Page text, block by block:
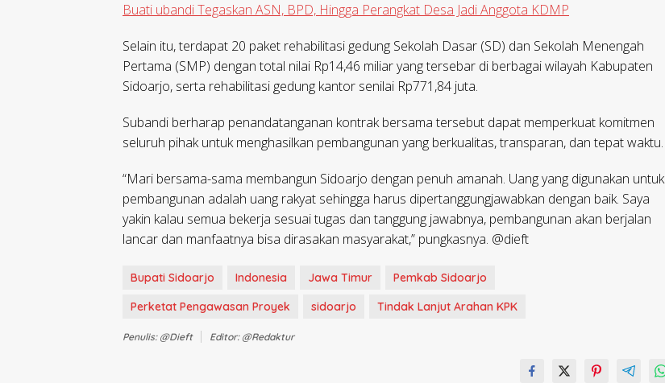
Buati ubandi Tegaskan ASN, BPD, Hingga Perangkat Desa Jadi Anggota KDMP
Selain itu, terdapat 20 paket rehabilitasi gedung Sekolah Dasar (SD) dan Sekolah Menengah
Pertama (SMP) dengan total nilai Rp14,46 miliar yang tersebar di berbagai wilayah Kabupaten
Sidoarjo, serta rehabilitasi gedung kantor senilai Rp771,84 juta.
Subandi berharap penandatanganan kontrak bersama tersebut dapat memperkuat komitmen
seluruh pihak untuk menghasilkan pembangunan yang berkualitas, transparan, dan tepat waktu.
“Mari bersama-sama membangun Sidoarjo dengan penuh amanah. Uang yang digunakan untuk
pembangunan adalah uang rakyat sehingga harus dipertanggungjawabkan dengan baik. Saya
yakin kalau semua bekerja sesuai tugas dan tanggung jawabnya, pembangunan akan berjalan
lancar dan manfaatnya bisa dirasakan masyarakat,” pungkasnya. @dieft
Bupati Sidoarjo Indonesia Jawa Timur
Pemkab Sidoarjo
Perketat Pengawasan Proyek
sidoarjo Tindak Lanjut Arahan KPK
Penulis: @dieft Editor: @redaktur